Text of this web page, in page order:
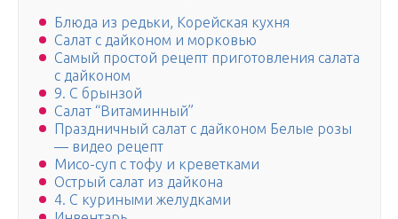
Блюда из редьки, Корейская кухня
Салат с дайконом и морковью
Самый простой рецепт приготовления салата
с дайконом
9. С брынзой
Салат “Витаминный”
Праздничный салат с дайконом Белые розы
— видео рецепт
Мисо-суп с тофу и креветками
Острый салат из дайкона
4. С куриными желудками